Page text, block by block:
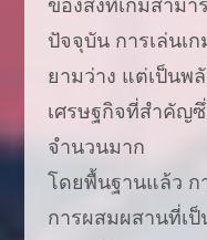
ของสิ่งที่เกมสามา
ปัจจุบัน การเล่นเ
ยามว่าง แต่เป็นพ
เศรษฐกิจที่สำคัญ
จำนวนมาก
โดยพื้นฐานแล้ว ก
การผสมผสานที่เ